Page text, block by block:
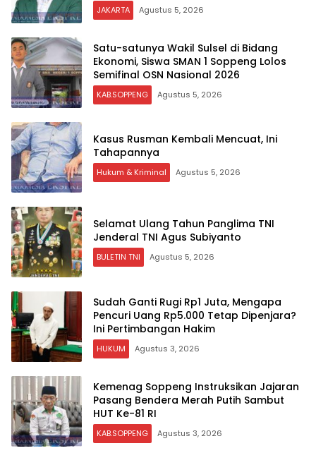
Dunia
JAKARTA Agustus 5, 2026
Satu-satunya Wakil Sulsel di Bidang
Ekonomi, Siswa SMAN 1 Soppeng Lolos
Semifinal OSN Nasional 2026
KAB.SOPPENG Agustus 5, 2026
Kasus Rusman Kembali Mencuat, Ini
Tahapannya
Hukum & Kriminal Agustus 5, 2026
Selamat Ulang Tahun Panglima TNI
Jenderal TNI Agus Subiyanto
BULETIN TNI Agustus 5, 2026
Sudah Ganti Rugi Rp1 Juta, Mengapa
Pencuri Uang Rp5.000 Tetap Dipenjara?
Ini Pertimbangan Hakim
HUKUM Agustus 3, 2026
Kemenag Soppeng Instruksikan Jajaran
Pasang Bendera Merah Putih Sambut
HUT Ke-81 RI
KAB.SOPPENG Agustus 3, 2026